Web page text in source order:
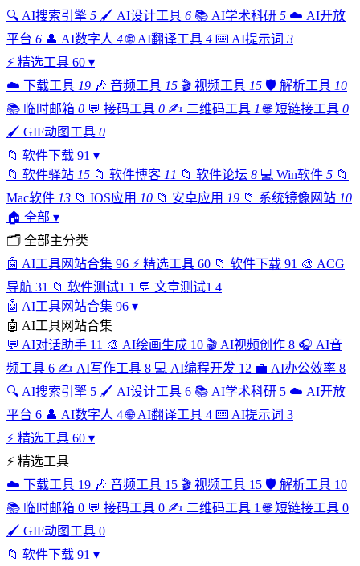
🔍 AI搜索引擎 5 🖌️ AI设计工具 6 📚 AI学术科研 5 ☁️ AI开放
平台 6 👤 AI数字人 4 🌐 AI翻译工具 4 ⌨️ AI提示词 3
⚡ 精选工具 60 ▾
☁️ 下载工具 19 🎶 音频工具 15 🎬 视频工具 15 🛡️ 解析工具 10
📚 临时邮箱 0 💬 接码工具 0 ✍️ 二维码工具 1 🌐 短链接工具 0
🖌️ GIF动图工具 0
📁 软件下载 91 ▾
📁 软件驿站 15 📁 软件博客 11 📁 软件论坛 8 💻 Win软件 5 📁
Mac软件 13 📁 IOS应用 10 📁 安卓应用 19 📁 系统镜像网站 10
🏠 全部 ▾
🗂 全部主分类
🤖 AI工具网站合集 96 ⚡ 精选工具 60 📁 软件下载 91 🎨 ACG
导航 31 📁 软件测试1 1 💬 文章测试1 4
🤖 AI工具网站合集 96 ▾
🤖 AI工具网站合集
💬 AI对话助手 11 🎨 AI绘画生成 10 🎬 AI视频创作 8 🎧 AI音
频工具 6 ✍️ AI写作工具 8 💻 AI编程开发 12 💼 AI办公效率 8
🔍 AI搜索引擎 5 🖌️ AI设计工具 6 📚 AI学术科研 5 ☁️ AI开放
平台 6 👤 AI数字人 4 🌐 AI翻译工具 4 ⌨️ AI提示词 3
⚡ 精选工具 60 ▾
⚡ 精选工具
☁️ 下载工具 19 🎶 音频工具 15 🎬 视频工具 15 🛡️ 解析工具 10
📚 临时邮箱 0 💬 接码工具 0 ✍️ 二维码工具 1 🌐 短链接工具 0
🖌️ GIF动图工具 0
📁 软件下载 91 ▾